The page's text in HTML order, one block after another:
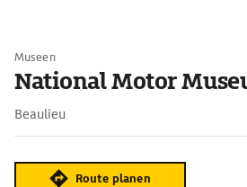
Museen
National Motor
Beaulieu
Route planen